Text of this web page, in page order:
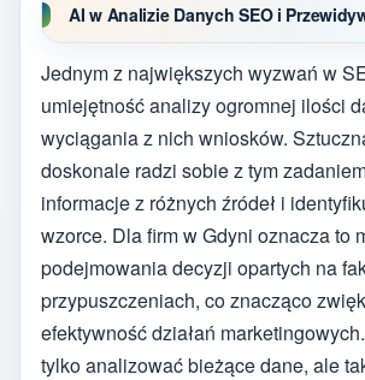
AI w Analizie Danych SEO i
Jednym z największych wyzwań w
umiejętność analizy ogromnej ilości
wyciągania z nich wniosków.
doskonale radzi sobie z tym
informacje z różnych źródeł i
wzorce. Dla firm w Gdyni oznacza to
podejmowania decyzji opartych na
przypuszczeniach, co znacząco
efektywność działań
tylko analizować bieżące dane, ale